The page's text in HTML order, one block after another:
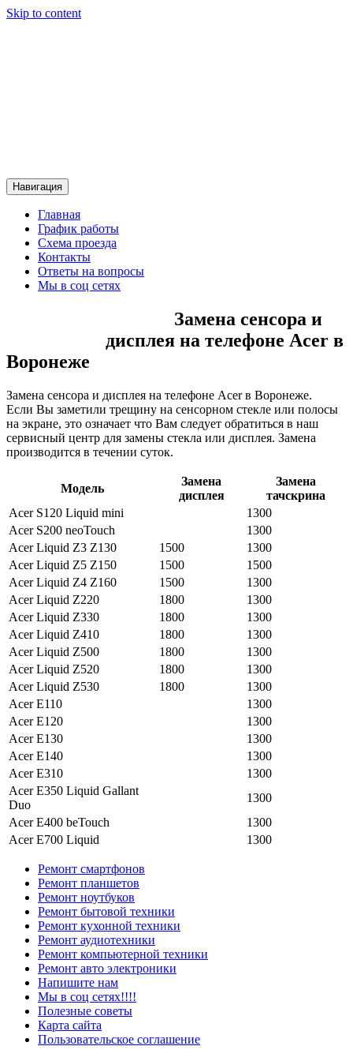
Skip to content
Навигация
Главная
График работы
Схема проезда
Контакты
Ответы на вопросы
Мы в соц сетях
Замена сенсора и
дисплея на телефоне Acer в
Воронеже
Замена сенсора и дисплея на телефоне Acer в Воронеже.
Если Вы заметили трещину на сенсорном стекле или полосы
на экране, это означает что Вам следует обратиться в наш
сервисный центр для замены стекла или дисплея. Замена
производится в течении суток.
Модель
Замена
дисплея
Замена
тачскрина
Acer S120 Liquid mini
1300
Acer S200 neoTouch
1300
Acer Liquid Z3 Z130
1500
1300
Acer Liquid Z5 Z150
1500
1500
Acer Liquid Z4 Z160
1500
1300
Acer Liquid Z220
1800
1300
Acer Liquid Z330
1800
1300
Acer Liquid Z410
1800
1300
Acer Liquid Z500
1800
1300
Acer Liquid Z520
1800
1300
Acer Liquid Z530
1800
1300
Acer E110
1300
Acer E120
1300
Acer E130
1300
Acer E140
1300
Acer E310
1300
Acer E350 Liquid Gallant
Duo
1300
Acer E400 beTouch
1300
Acer E700 Liquid
1300
Ремонт смартфонов
Ремонт планшетов
Ремонт ноутбуков
Ремонт бытовой техники
Ремонт кухонной техники
Ремонт аудиотехники
Ремонт компьютерной техники
Ремонт авто электроники
Напишите нам
Мы в соц сетях!!!!
Полезные советы
Карта сайта
Пользовательское соглашение